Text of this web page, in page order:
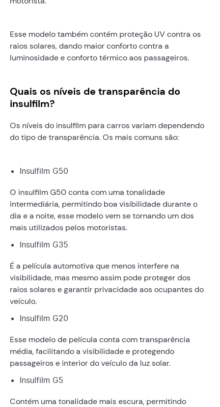
Esse modelo também contém proteção UV contra os
raios solares, dando maior conforto contra a
luminosidade e conforto térmico aos passageiros.
Quais os níveis de transparência do
insulfilm?
Os níveis do insulfilm para carros variam dependendo
do tipo de transparência. Os mais comuns são:
Insulfilm G50
O insulfilm G50 conta com uma tonalidade
intermediária, permitindo boa visibilidade durante o
dia e a noite, esse modelo vem se tornando um dos
mais utilizados pelos motoristas.
Insulfilm G35
É a película automotiva que menos interfere na
visibilidade, mas mesmo assim pode proteger dos
raios solares e garantir privacidade aos ocupantes do
veículo.
Insulfilm G20
Esse modelo de película conta com transparência
média, facilitando a visibilidade e protegendo
passageiros e interior do veículo da luz solar.
Insulfilm G5
Contém uma tonalidade mais escura, permitindo